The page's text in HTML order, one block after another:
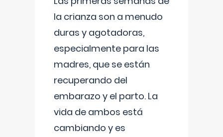
la crianza son a menudo
duras y agotadoras,
especialmente para las
madres, que se están
recuperando del
embarazo y el parto. La
vida de ambos está
cambiando y es